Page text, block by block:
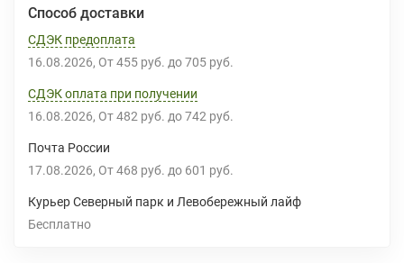
Способ доставки
СДЭК предоплата
16.08.2026 От 455 руб. до 705 руб.
СДЭК оплата при получении
16.08.2026 От 482 руб. до 742 руб.
Почта России
17.08.2026 От 468 руб. до 601 руб.
Курьер Северный парк и Левобережный лайф
Бесплатно